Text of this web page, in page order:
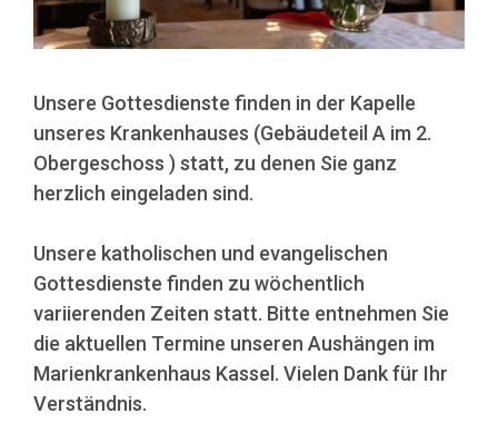
Unsere Gottesdienste finden in der Kapelle
unseres Krankenhauses (Gebäudeteil A im 2.
Obergeschoss ) statt, zu denen Sie ganz
herzlich eingeladen sind.
Unsere katholischen und evangelischen
Gottesdienste finden zu wöchentlich
variierenden Zeiten statt. Bitte entnehmen Sie
die aktuellen Termine unseren Aushängen im
Marienkrankenhaus Kassel. Vielen Dank für Ihr
Verständnis.